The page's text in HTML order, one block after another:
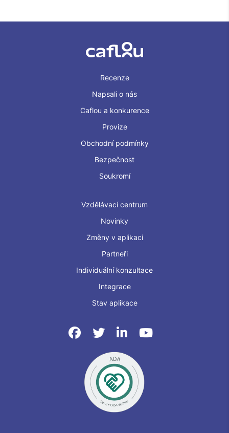
Recenze
Napsali o nás
Caflou a konkurence
Provize
Obchodní podmínky
Bezpečnost
Soukromí
Vzdělávací centrum
Novinky
Změny v aplikaci
Partneři
Individuální konzultace
Integrace
Stav aplikace